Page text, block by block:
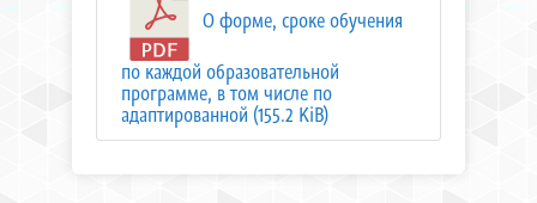
О форме, сроке обучения
по каждой образовательной
программе, в том числе по
адаптированной (155.2 KiB)